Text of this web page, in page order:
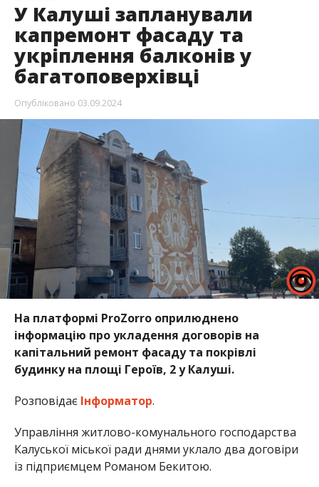
У Калуші запланували
капремонт фасаду та
укріплення балконів у
багатоповерхівці
Опубліковано 03.09.2024
На платформі ProZorro оприлюднено
інформацію про укладення договорів на
капітальний ремонт фасаду та покрівлі
будинку на площі Героїв, 2 у Калуші.
Розповідає Інформатор.
Управління житлово-комунального господарства
Калуської міської ради днями уклало два договіри
із підприємцем Романом Бекитою.